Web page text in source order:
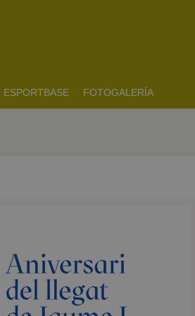
ESPORTBASE FOTOGALERÍA